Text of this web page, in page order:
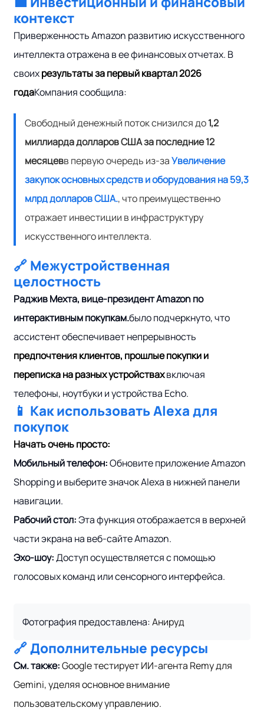
контекст
Приверженность Amazon развитию искусственного
интеллекта отражена в ее финансовых отчетах. В
своихрезультаты за первый квартал 2026
годаКомпания сообщила:
Свободный денежный поток снизился до1,2
миллиарда долларов США за последние 12
месяцевв первую очередь из-заУвеличение
закупок основных средств и оборудования на 59,3
млрд долларов США., что преимущественно
отражает инвестиции в инфраструктуру
искусственного интеллекта.
🔗 Межустройственная
целостность
Раджив Мехта, вице-президент Amazon по
интерактивным покупкам.было подчеркнуто, что
ассистент обеспечивает непрерывность
предпочтения клиентов, прошлые покупки и
переписка на разных устройствахвключая
телефоны, ноутбуки и устройства Echo.
📱 Как использовать Alexa для
покупок
Начать очень просто:
Мобильный телефон:Обновите приложение Amazon
Shopping и выберите значок Alexa в нижней панели
навигации.
Рабочий стол:Эта функция отображается в верхней
части экрана на веб-сайте Amazon.
Эхо-шоу:Доступ осуществляется с помощью
голосовых команд или сенсорного интерфейса.
Фотография предоставлена:Анируд
🔗 Дополнительные ресурсы
См. также:Google тестирует ИИ-агента Remy для
Gemini, уделяя основное внимание
пользовательскому управлению.